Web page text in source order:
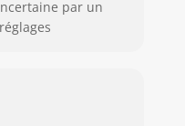
par un